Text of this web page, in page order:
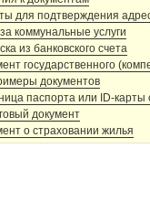
для подтверждения
коммунальные услуги
из банковского счета
государственного
документов
паспорта или ID-карты
документ
о страховании жилья